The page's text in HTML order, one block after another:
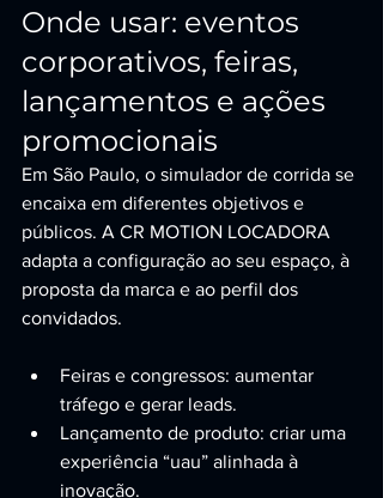
Onde usar: eventos
corporativos, feiras,
lançamentos e ações
promocionais
Em São Paulo, o simulador de corrida se
encaixa em diferentes objetivos e
públicos. A CR MOTION LOCADORA
adapta a configuração ao seu espaço, à
proposta da marca e ao perfil dos
convidados.
Feiras e congressos: aumentar
tráfego e gerar leads.
Lançamento de produto: criar uma
experiência “uau” alinhada à
inovação.